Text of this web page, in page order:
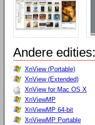
Andere edities:
XnView (Portable)
XnView (Extended)
XnView for Mac OS X
XnViewMP
XnViewMP 64-bit
XnViewMP Portable